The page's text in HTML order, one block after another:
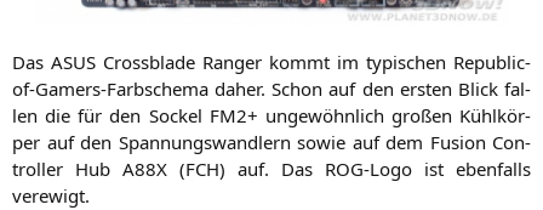
Das ASUS Cross­bla­de Ran­ger kommt im typi­schen Repu­blic-
of-Gamers-Farb­sche­ma daher. Schon auf den ers­ten Blick fal­
len die für den Sockel FM2+ unge­wöhn­lich gro­ßen Kühl­kör­
per auf den Span­nungs­wand­lern sowie auf dem Fusi­on Con­
trol­ler Hub A88X (FCH) auf. Das ROG-Logo ist eben­falls
verewigt.